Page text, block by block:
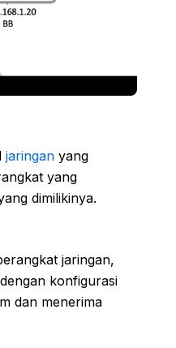
jaringan yang
yang
dimilikinya.
jaringan,
konfigurasi
dan menerima